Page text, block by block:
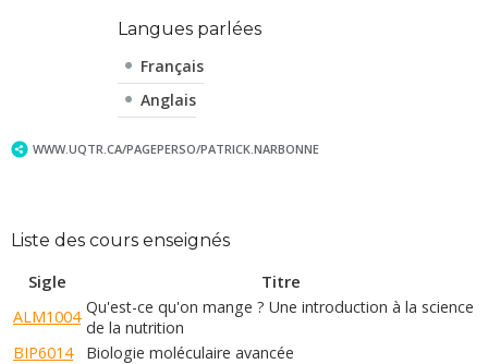
Langues parlées
Français
Anglais
WWW.UQTR.CA/PAGEPERSO/PATRICK.NARBONNE
Liste des cours enseignés
Sigle Titre
ALM1004 Qu'est-ce qu'on mange ? Une introduction à la science
de la nutrition
BIP6014
Biologie moléculaire avancée